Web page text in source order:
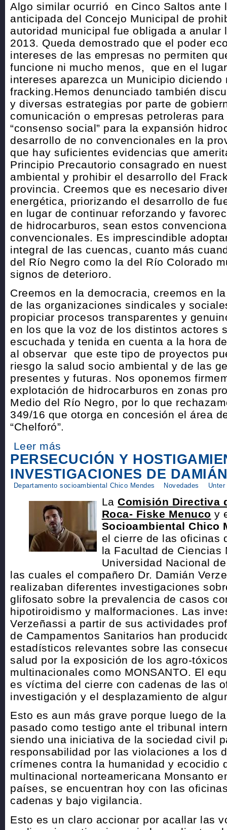
Algo similar ocurrió en Cinco Saltos ante
anticipada del Concejo Municipal de
autoridad municipal fue obligada a anular
2013. Queda demostrado que el poder
intereses de las empresas no permiten
funcione ni mucho menos, que en el
intereses aparezca un Municipio diciendo
fracking.Hemos denunciado también
y diversas estrategias por parte de
comunicación o empresas petroleras
“consenso social” para la expansión
desarrollo de no convencionales en la
que hay suficientes evidencias que
Principio Precautorio consagrado en
ambiental y prohibir el desarrollo del
provincia. Creemos que es necesario
energética, priorizando el desarrollo de
en lugar de continuar reforzando y
de hidrocarburos, sean estos
convencionales. Es imprescindible
integral de las cuencas, cuanto más
del Río Negro como la del Río Colorado
signos de deterioro.
Creemos en la democracia, creemos en
de las organizaciones sindicales y
propiciar procesos transparentes y
en los que la voz de los distintos actores
escuchada y tenida en cuenta a la hora
al observar que este tipo de proyectos
riesgo la salud socio ambiental y de las
presentes y futuras. Nos oponemos
explotación de hidrocarburos en zonas
Medio del Río Negro, por lo que
349/16 que otorga en concesión el área
“Chelforó”.
Leer más
PERSECUCIÓN Y
INVESTIGACIONES DE
Departamento socioambiental Chico Mendes Novedades
LaComisión Directiva
Roca- Fiske Menuco y
Socioambiental Chico
el cierre de las oficinas
la Facultad de Ciencias
Universidad Nacional
las cuales el compañero Dr. Damián
realizaban diferentes investigaciones
glifosato sobre la prevalencia de casos
hipotiroidismo y malformaciones. Las
Verzeñassi a partir de sus actividades
de Campamentos Sanitarios han
estadísticos relevantes sobre las
salud por la exposición de los agro-
multinacionales como MONSANTO. El
es víctima del cierre con cadenas de las
investigación y el desplazamiento de
Esto es aun más grave porque luego de
pasado como testigo ante el tribunal
siendo una iniciativa de la sociedad civil
responsabilidad por las violaciones a los
crímenes contra la humanidad y ecocidio
multinacional norteamericana Monsanto
países, se encuentran hoy con las
cadenas y bajo vigilancia.
Esto es un claro accionar por acallar las